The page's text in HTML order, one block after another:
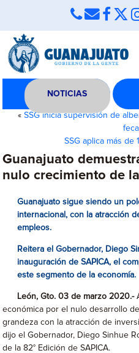
NOTICIAS
« SSG inicia supervisión de
SSG aplica más de
Guanajuato
nulo crecimiento de
Guanajuato sigue siendo un
internacional, con la atracción
empleos.
Reitera elGobernador, Diego
inauguración de SAPICA, el
este segmento de la economía.
León, Gto. 03 de marzo 2020.-
económica por el nulo desarrollo
grandeza con la atracción de
dijo el Gobernador, Diego Sinhue
de la 82° Edición de SAPICA.